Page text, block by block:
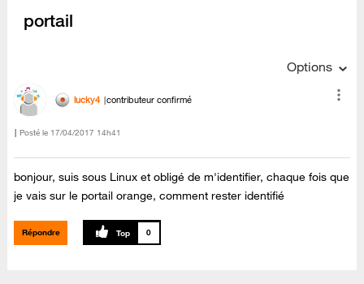
portail
Options
lucky4 contributeur confirmé
Posté le ‎17/04/2017 14h41
bonjour, suis sous Linux et obligé de m'identifier, chaque fois que
je vais sur le portail orange, comment rester identifié
Répondre 0